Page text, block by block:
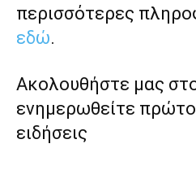
περισσότερες
εδώ.
Ακολουθήστε μας
ενημερωθείτε
ειδήσεις